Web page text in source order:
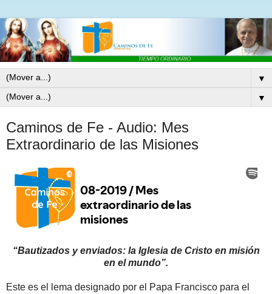
▼
▼
Caminos de Fe - Audio: Mes
Extraordinario de las Misiones
“Bautizados y enviados: la Iglesia de Cristo en misión
en el mundo”.
Este es el lema designado por el Papa Francisco para el